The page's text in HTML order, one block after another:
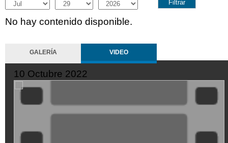
Month
Day Year
No hay contenido disponible.
GALERÍA VIDEO
10 Octubre 2022
ZMtwiZ8t-